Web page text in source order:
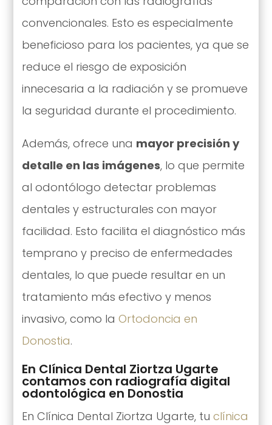
convencionales. Esto es especialmente
beneficioso para los pacientes, ya que se
reduce el riesgo de exposición
innecesaria a la radiación y se promueve
la seguridad durante el procedimiento.
Además, ofrece una mayor precisión y
detalle en las imágenes, lo que permite
al odontólogo detectar problemas
dentales y estructurales con mayor
facilidad. Esto facilita el diagnóstico más
temprano y preciso de enfermedades
dentales, lo que puede resultar en un
tratamiento más efectivo y menos
invasivo, como la Ortodoncia en
Donostia.
En Clínica Dental Ziortza Ugarte
contamos con radiografía digital
odontológica en Donostia
En Clínica Dental Ziortza Ugarte, tu clínica